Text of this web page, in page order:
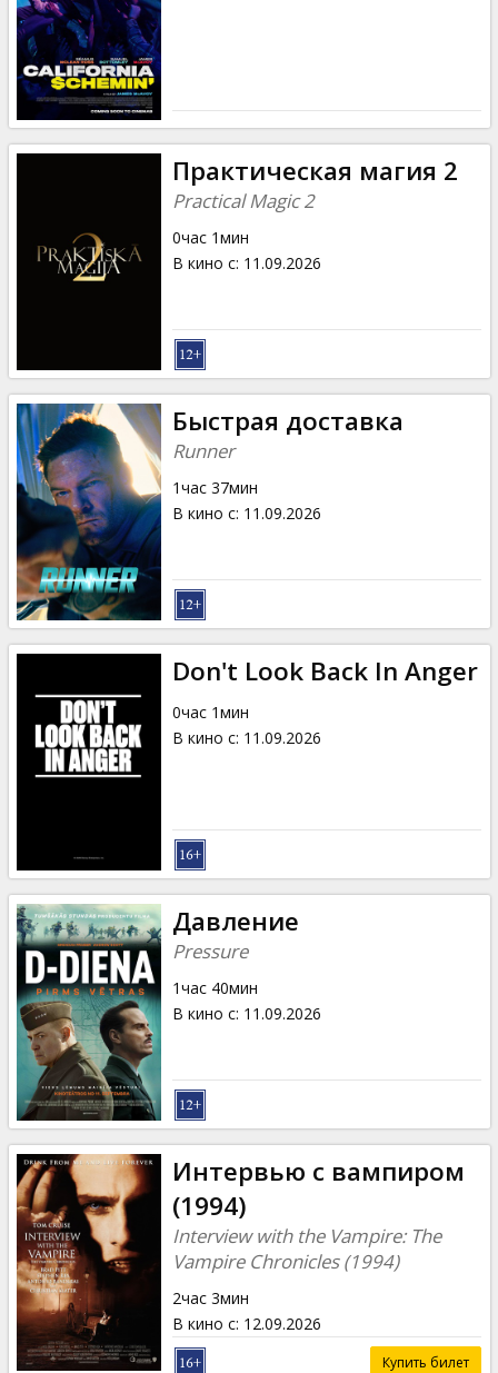
Практическая магия 2
Practical Magic 2
0час 1мин
В кино с: 11.09.2026
Быстрая доставка
Runner
1час 37мин
В кино с: 11.09.2026
Don't Look Back In Anger
0час 1мин
В кино с: 11.09.2026
Давление
Pressure
1час 40мин
В кино с: 11.09.2026
Интервью с вампиром
(1994)
Interview with the Vampire: The
Vampire Chronicles (1994)
2час 3мин
В кино с: 12.09.2026
Купить билет